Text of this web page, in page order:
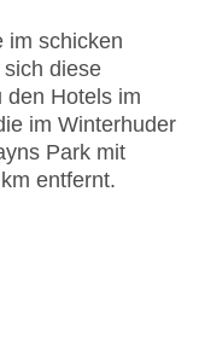
im schicken
diese
den Hotels im
im Winterhuder
Park mit
entfernt.